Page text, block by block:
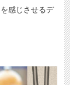
感じさせるデ